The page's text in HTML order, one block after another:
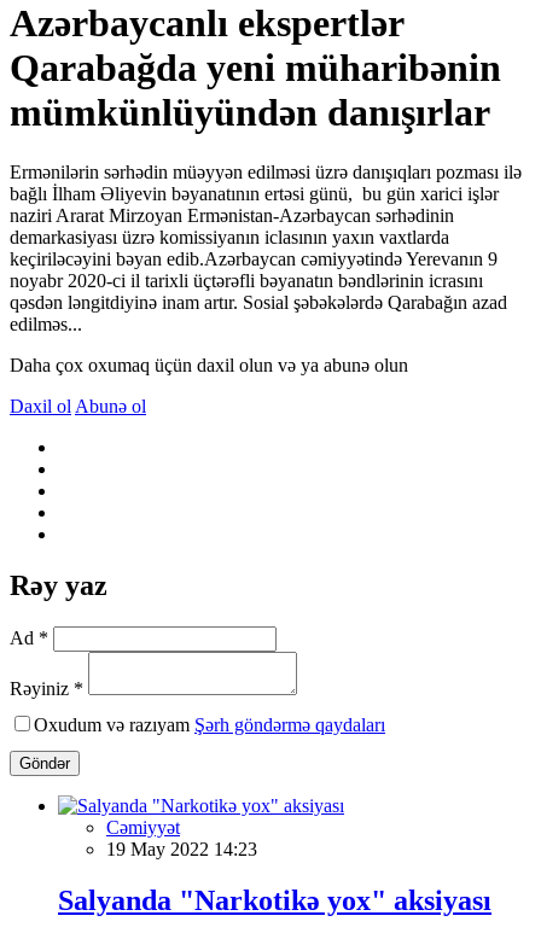
Azərbaycanlı ekspertlər
Qarabağda yeni müharibənin
mümkünlüyündən danışırlar
Ermənilərin sərhədin müəyyən edilməsi üzrə danışıqları pozması ilə
bağlı İlham Əliyevin bəyanatının ertəsi günü, bu gün xarici işlər
naziri Ararat Mirzoyan Ermənistan-Azərbaycan sərhədinin
demarkasiyası üzrə komissiyanın iclasının yaxın vaxtlarda
keçiriləcəyini bəyan edib.Azərbaycan cəmiyyətində Yerevanın 9
noyabr 2020-ci il tarixli üçtərəfli bəyanatın bəndlərinin icrasını
qəsdən ləngitdiyinə inam artır. Sosial şəbəkələrdə Qarabağın azad
edilməs...
Daha çox oxumaq üçün daxil olun və ya abunə olun
Daxil ol Abunə ol
Rəy yaz
Ad *
Rəyiniz *
Oxudum və razıyam Şərh göndərmə qaydaları
Göndər
Cəmiyyət
19 May 2022 14:23
Salyanda "Narkotikə yox" aksiyası